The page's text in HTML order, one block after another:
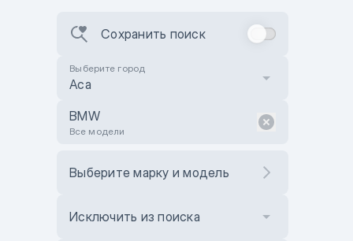
Сохранить поиск
Выберите город
Аса
BMW
Все модели
Выберите марку и модель
Исключить из поиска